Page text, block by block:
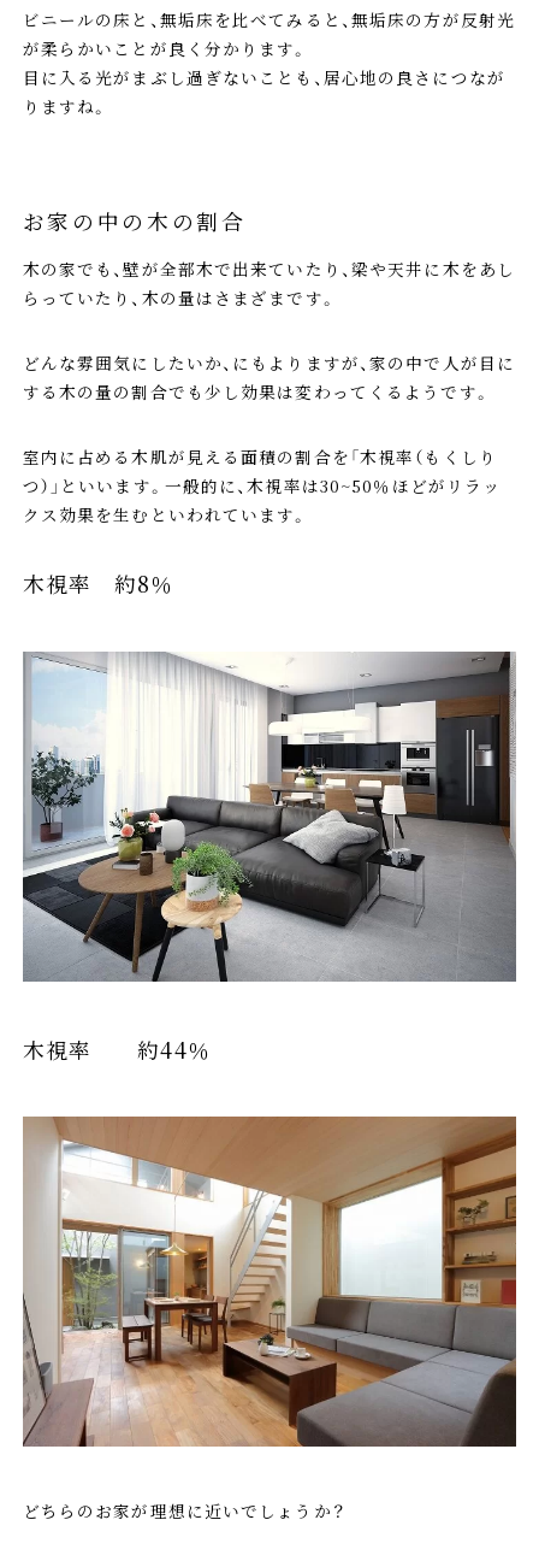
ビニールの床と、無垢床を比べてみると、無垢床の方が反射光
が柔らかいことが良く分かります。
目に入る光がまぶし過ぎないことも、居心地の良さにつなが
りますね。
お家の中の木の割合
木の家でも、壁が全部木で出来ていたり、梁や天井に木をあし
らっていたり、木の量はさまざまです。
どんな雰囲気にしたいか、にもよりますが、家の中で人が目に
する木の量の割合でも少し効果は変わってくるようです。
室内に占める木肌が見える面積の割合を「木視率（もくしり
つ）」といいます。一般的に、木視率は30~50％ほどがリラッ
クス効果を生むといわれています。
木視率 約8％
木視率 約44％
どちらのお家が理想に近いでしょうか？